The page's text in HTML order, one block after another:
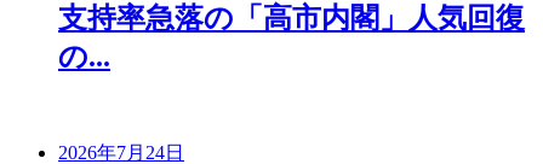
支持率急落の「高市内閣」人気回復
の...
2026年7月24日